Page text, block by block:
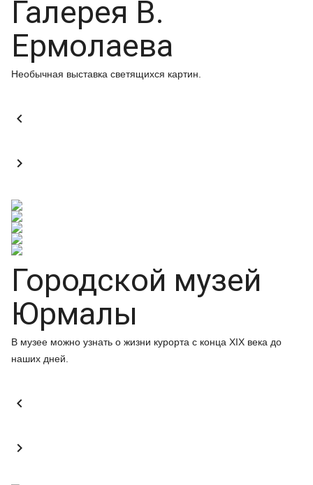
Галерея В.
Ермолаева
Необычная выставка светящихся картин.


Городской музей
Юрмалы
В музее можно узнать о жизни курорта с конца XIX века до
наших дней.

